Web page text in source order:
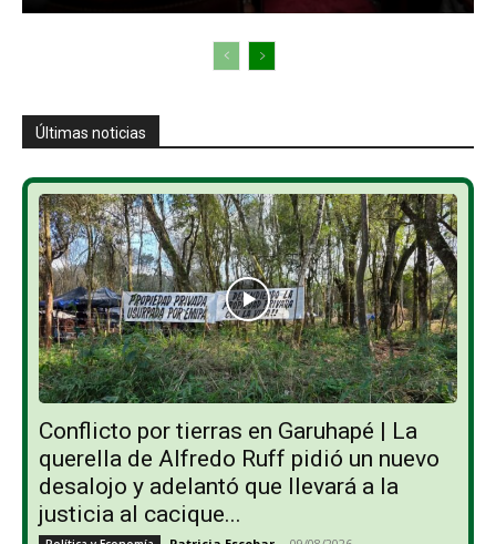
Últimas noticias
Conflicto por tierras en Garuhapé | La
querella de Alfredo Ruff pidió un nuevo
desalojo y adelantó que llevará a la
justicia al cacique...